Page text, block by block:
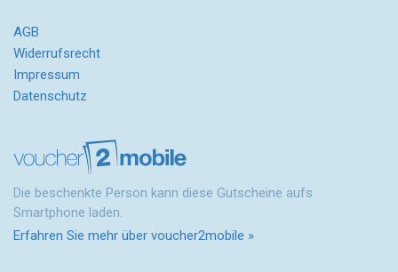
AGB
Widerrufsrecht
Impressum
Datenschutz
Die beschenkte Person kann diese Gutscheine aufs
Smartphone laden.
Erfahren Sie mehr über voucher2mobile »